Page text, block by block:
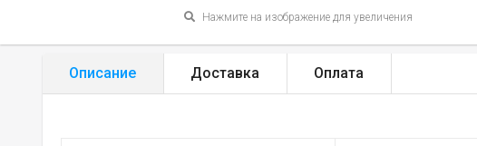
Нажмите на изображение для увеличения
Описание Доставка Оплата